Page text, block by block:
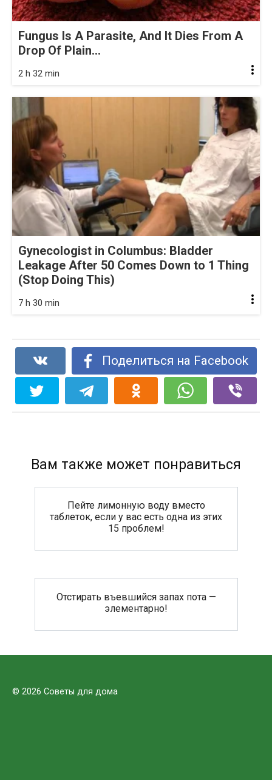
Fungus Is A Parasite, And It Dies From A
Drop Of Plain...
2 h 32 min
Gynecologist in Columbus: Bladder
Leakage After 50 Comes Down to 1 Thing
(Stop Doing This)
7 h 30 min
Поделиться на Facebook
Вам также может понравиться
Пейте лимонную воду вместо
таблеток, если у вас есть одна из этих
15 проблем!
Отстирать въевшийся запах пота —
элементарно!
© 2026 Советы для дома